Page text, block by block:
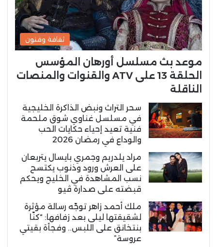
ثقافة وفنون
موعد بث مسلسل أورهان المؤسس
الحلقة 13 على ATV والقنوات والمنصات
الناقلة
سحر التراث ونبض الذاكرة الخليجية
في مسلسل غناوي شوق ملحمة
فنية تعيد إحياء حكايات الحب
والوداع في رمضان 2026
مراد يلدريم وجمري بايسال يتربعان
على العرش ورود وذنوب يكتسح
نسب المشاهدة في الخليج ويحكم
قبضته على صدارة ڤيو
ملك أحمد زاهر توجّه رسالة مؤثرة
لشقيقتها ليلى بعد زفافها: “كنّا
بنتخانق على اللبس.. وفجأة بقيتي
عروسة”